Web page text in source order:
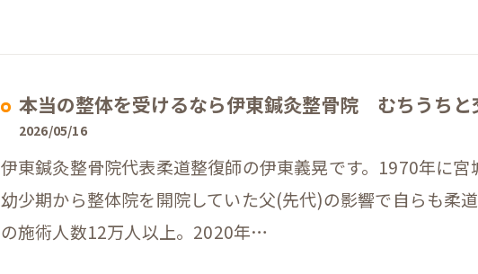
本当の整体を受けるなら伊東鍼灸整骨院 むちうちと
2026/05/16
伊東鍼灸整骨院代表柔道整復師の伊東義晃です。1970年に
幼少期から整体院を開院していた父(先代)の影響で自らも柔
の施術人数12万人以上。2020年…